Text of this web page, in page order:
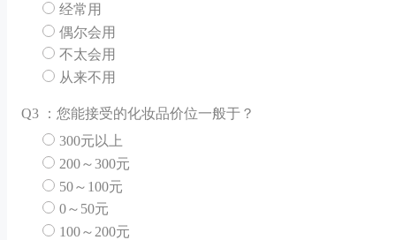
经常用
偶尔会用
不太会用
从来不用
Q3 ：您能接受的化妆品价位一般于？
300元以上
200～300元
50～100元
0～50元
100～200元